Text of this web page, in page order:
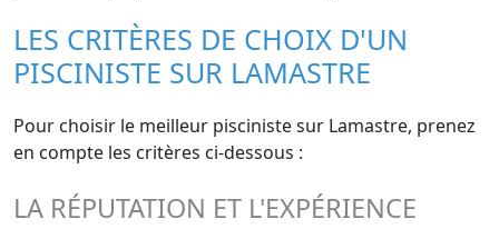
LES CRITÈRES DE CHOIX D'UN
PISCINISTE SUR LAMASTRE
Pour choisir le meilleur pisciniste sur Lamastre, prenez
en compte les critères ci-dessous :
LA RÉPUTATION ET L'EXPÉRIENCE